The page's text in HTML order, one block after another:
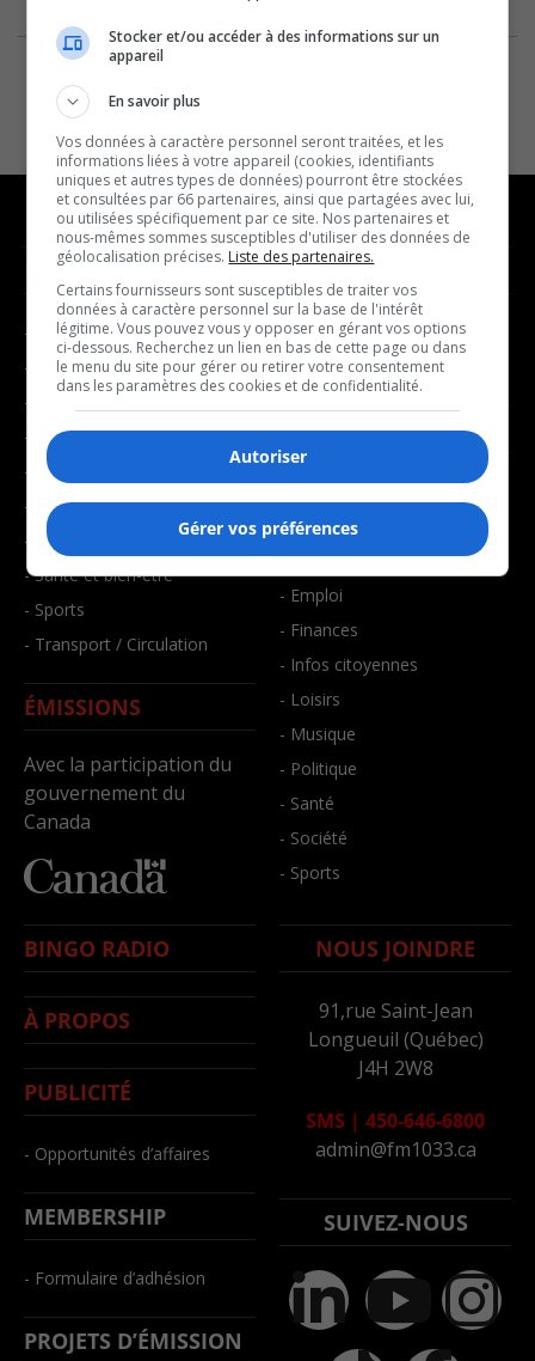
NOUVELLES
- Affaires municipales
- Communauté / Social
- Culture
- Économie
- Éducation
- Environnement
- Faits divers
- Santé et bien-être
- Sports
- Transport / Circulation
ÉMISSIONS
Avec la participation du
gouvernement du
Canada
MUSIQUE
- Décompte franco
- Joué récemment
BALADOS
- Art de vivre
- Bien-être
- Emploi
- Finances
- Infos citoyennes
- Loisirs
- Musique
- Politique
- Santé
- Société
- Sports
BINGO RADIO
À PROPOS
PUBLICITÉ
- Opportunités d’affaires
MEMBERSHIP
- Formulaire d’adhésion
PROJETS D’ÉMISSION
NOUS JOINDRE
91,rue Saint-Jean
Longueuil (Québec)
J4H 2W8
SMS | 450-646-6800
admin@fm1033.ca
SUIVEZ-NOUS
Stocker et/ou accéder à des informations sur un
appareil
En savoir plus
Vos données à caractère personnel seront traitées, et les
informations liées à votre appareil (cookies, identifiants
uniques et autres types de données) pourront être stockées
et consultées par 66 partenaires, ainsi que partagées avec lui,
ou utilisées spécifiquement par ce site. Nos partenaires et
nous-mêmes sommes susceptibles d'utiliser des données de
géolocalisation précises. Liste des partenaires.
Certains fournisseurs sont susceptibles de traiter vos
données à caractère personnel sur la base de l'intérêt
légitime. Vous pouvez vous y opposer en gérant vos options
ci-dessous. Recherchez un lien en bas de cette page ou dans
le menu du site pour gérer ou retirer votre consentement
dans les paramètres des cookies et de confidentialité.
Autoriser
Gérer vos préférences